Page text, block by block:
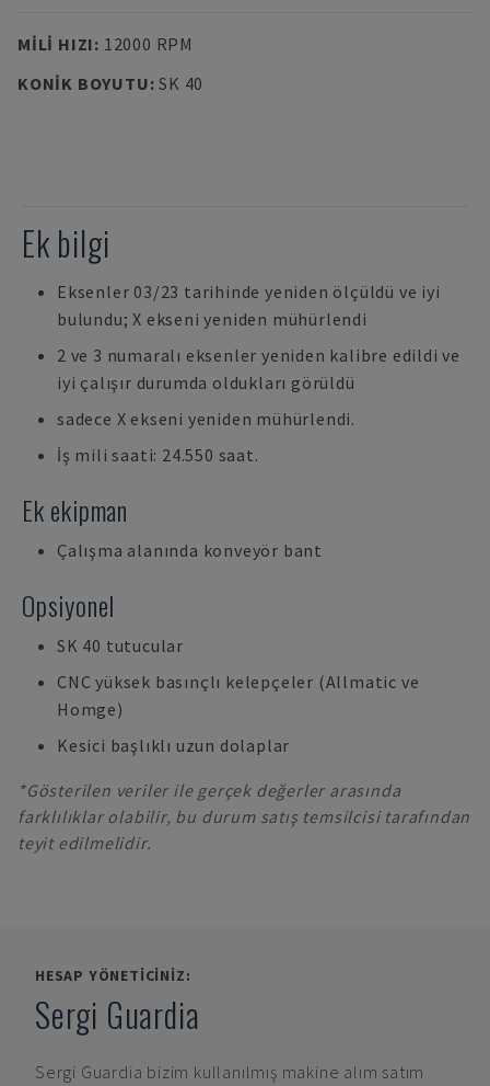
MILI HIZI: 12000 RPM
KONIK BOYUTU:SK 40
Ek bilgi
Eksenler 03/23 tarihinde yeniden ölçüldü ve iyi
bulundu; X ekseni yeniden mühürlendi
2 ve 3 numaralı eksenler yeniden kalibre edildi ve
iyi çalışır durumda oldukları görüldü
sadece X ekseni yeniden mühürlendi.
İş mili saati: 24.550 saat.
Ek ekipman
Çalışma alanında konveyör bant
Opsiyonel
SK 40 tutucular
CNC yüksek basınçlı kelepçeler (Allmatic ve
Homge)
Kesici başlıklı uzun dolaplar
*Gösterilen veriler ile gerçek değerler arasında
farklılıklar olabilir, bu durum satış temsilcisi tarafından
teyit edilmelidir.
HESAP YÖNETICINIZ:
Sergi Guardia
Sergi Guardia bizim kullanılmış makine alım satım